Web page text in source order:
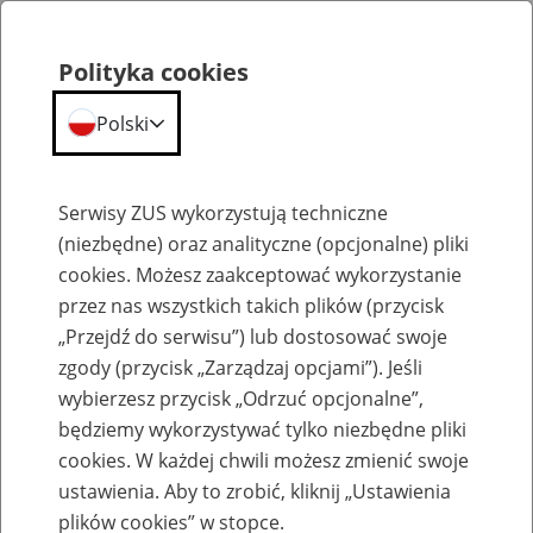
Szkolenia
Zaproś ZUS do siebie: Aktywni 50+
Polityka cookies
Polski
Serwisy ZUS wykorzystują techniczne
(niezbędne) oraz analityczne (opcjonalne) pliki
cookies. Możesz zaakceptować wykorzystanie
przez nas wszystkich takich plików (przycisk
„Przejdź do serwisu”) lub dostosować swoje
zgody (przycisk „Zarządzaj opcjami”). Jeśli
wybierzesz przycisk „Odrzuć opcjonalne”,
będziemy wykorzystywać tylko niezbędne pliki
cookies. W każdej chwili możesz zmienić swoje
ustawienia. Aby to zrobić, kliknij „Ustawienia
plików cookies” w stopce.